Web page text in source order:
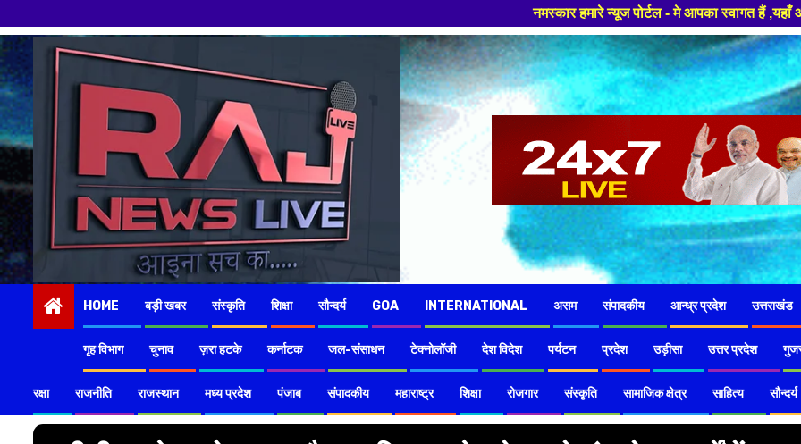
नमस्कार हमारे न्यूज पोर्टल - मे आपका स्वागत हैं ,यहाँ आपको हमेशा
Skip
to
content
HOME बड़ी खबर संस्कृति शिक्षा सौन्दर्य GOA INTERNATIONAL असम संपादकीय आन्ध्र प्रदेश उत्तराखंड
गृह विभाग चुनाव ज़रा हटके कर्नाटक जल-संसाधन टेक्नोलॉजी देश विदेश पर्यटन प्रदेश उड़ीसा उत्तर प्रदेश
रक्षा राजनीति राजस्थान मध्य प्रदेश पंजाब संपादकीय महाराष्ट्र शिक्षा रोजगार संस्कृति सामाजिक क्षेत्र साहित्य सौन्दर्य